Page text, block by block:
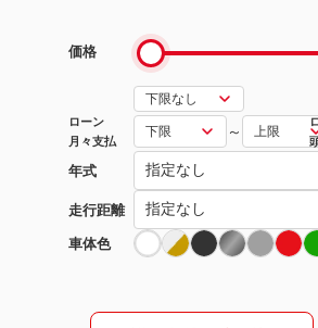
価格
ローン
月々支払
～
年式
走行距離
車体色